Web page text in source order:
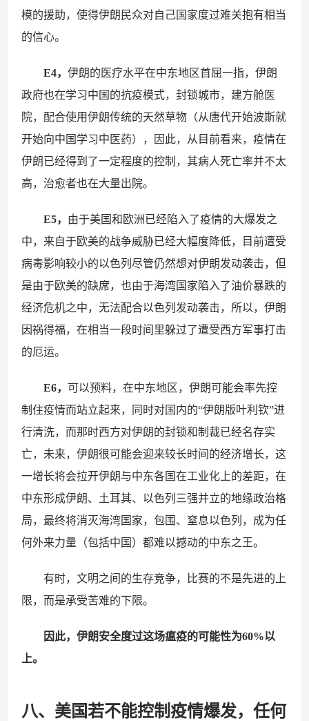
模的援助，使得伊朗民众对自己国家度过难关抱有相当
的信心。
E4，伊朗的医疗水平在中东地区首屈一指，伊朗
政府也在学习中国的抗疫模式，封锁城市，建方舱医
院，配合使用伊朗传统的天然草物（从唐代开始波斯就
开始向中国学习中医药），因此，从目前看来，疫情在
伊朗已经得到了一定程度的控制，其病人死亡率并不太
高，治愈者也在大量出院。
E5， 由于美国和欧洲已经陷入了疫情的大爆发之
中，来自于欧美的战争威胁已经大幅度降低，目前遭受
病毒影响较小的以色列尽管仍然想对伊朗发动袭击，但
是由于欧美的缺席，也由于海湾国家陷入了油价暴跌的
经济危机之中，无法配合以色列发动袭击，所以，伊朗
因祸得福，在相当一段时间里躲过了遭受西方军事打击
的厄运。
E6， 可以预料，在中东地区，伊朗可能会率先控
制住疫情而站立起来，同时对国内的“伊朗版叶利钦”进
行清洗，而那时西方对伊朗的封锁和制裁已经名存实
亡，未来，伊朗很可能会迎来较长时间的经济增长，这
一增长将会拉开伊朗与中东各国在工业化上的差距，在
中东形成伊朗、土耳其、以色列三强并立的地缘政治格
局，最终将消灭海湾国家，包围、窒息以色列，成为任
何外来力量（包括中国）都难以撼动的中东之王。
有时，文明之间的生存竞争，比赛的不是先进的上
限，而是承受苦难的下限。
因此，伊朗安全度过这场瘟疫的可能性为60%以
上。
八、美国若不能控制疫情爆发，任何